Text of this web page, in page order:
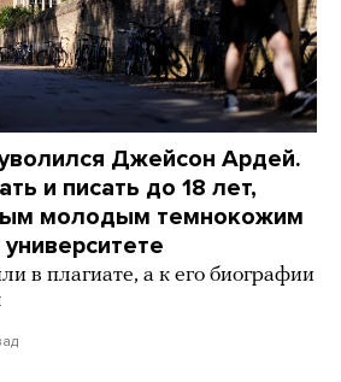
Джейсон Ардей.
и писать до 18 лет,
молодым темнокожим
в плагиате, а к его биографии